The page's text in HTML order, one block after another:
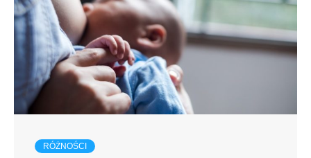
RÓŻNOŚCI